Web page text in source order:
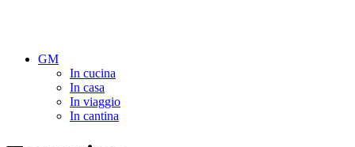
GM
In cucina
In casa
In viaggio
In cantina